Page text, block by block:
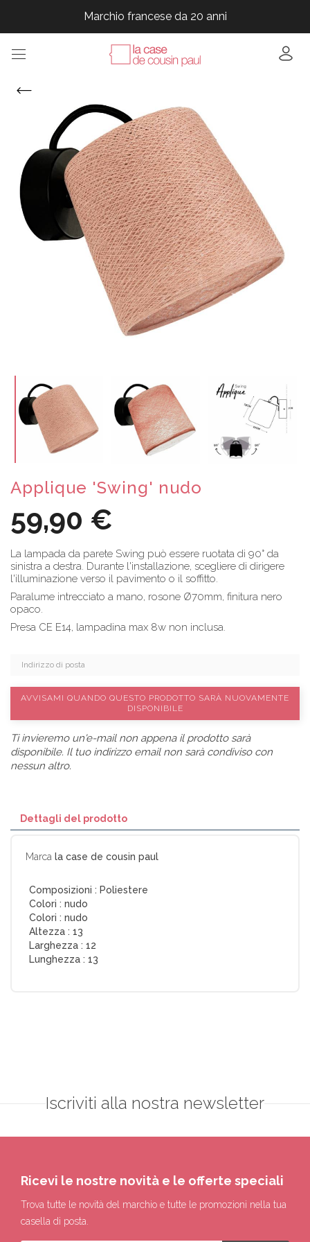
Marchio francese da 20 anni
Marchio francese da 20 anni
Marchio francese da 20 anni
Applique 'Swing' nudo
59,90 €
La lampada da parete Swing può essere ruotata di 90° da
sinistra a destra. Durante l'installazione, scegliere di dirigere
l'illuminazione verso il pavimento o il soffitto.
Paralume intrecciato a mano, rosone Ø70mm, finitura nero
opaco.
Presa CE E14, lampadina max 8w non inclusa.
AVVISAMI QUANDO QUESTO PRODOTTO SARÀ NUOVAMENTE
DISPONIBILE
Ti invieremo un'e-mail non appena il prodotto sarà
disponibile. Il tuo indirizzo email non sarà condiviso con
nessun altro.
Dettagli del prodotto
Marca la case de cousin paul
Composizioni : Poliestere
Colori : nudo
Colori : nudo
Altezza : 13
Larghezza : 12
Lunghezza : 13
Iscriviti alla nostra newsletter
Ricevi le nostre novità e le offerte speciali
Trova tutte le novità del marchio e tutte le promozioni nella tua
casella di posta.